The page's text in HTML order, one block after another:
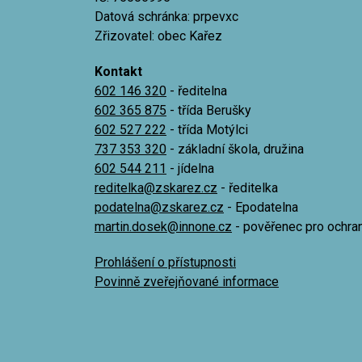
Datová schránka: prpevxc
Zřizovatel: obec Kařez
Kontakt
602 146 320 - ředitelna
602 365 875 - třída Berušky
602 527 222 - třída Motýlci
737 353 320 - základní škola, družina
602 544 211 - jídelna
reditelka@zskarez.cz - ředitelka
podatelna@zskarez.cz - Epodatelna
martin.dosek@innone.cz - pověřenec pro
Prohlášení o přístupnosti
Povinně zveřejňované informace